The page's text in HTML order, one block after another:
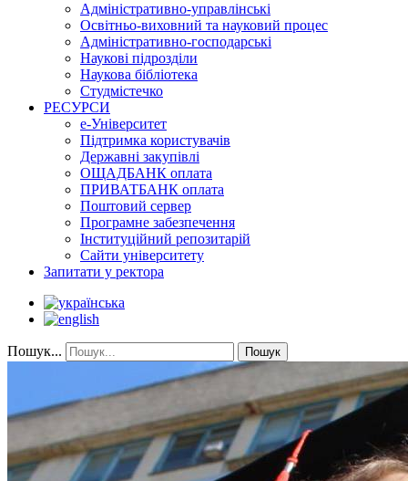
Адміністративно-управлінські
Освітньо-виховний та науковий процес
Адміністративно-господарські
Наукові підрозділи
Наукова бібліотека
Студмістечко
РЕСУРСИ
е-Університет
Підтримка користувачів
Державні закупівлі
ОЩАДБАНК оплата
ПРИВАТБАНК оплата
Поштовий сервер
Програмне забезпечення
Інституційний репозитарій
Сайти університету
Запитати у ректора
Пошук... Пошук